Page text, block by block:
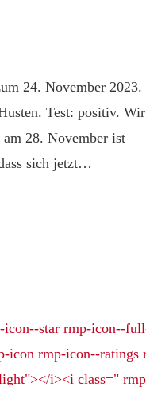
24. November 2023.
Test: positiv. Wir
28. November ist
sich jetzt…